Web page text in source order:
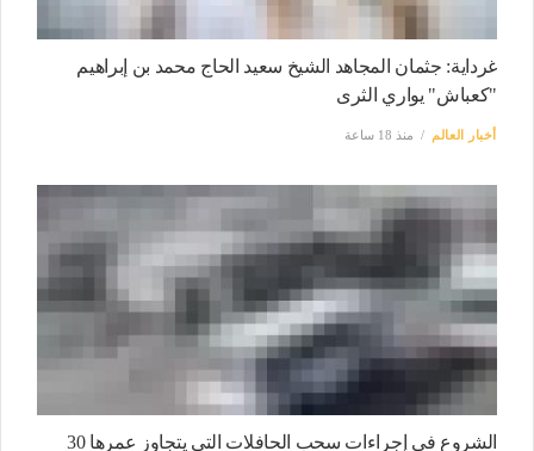
غرداية: جثمان المجاهد الشيخ سعيد الحاج محمد بن إبراهيم
"كعباش" يواري الثرى
أخبار العالم منذ 18 ساعة
الشروع في إجراءات سحب الحافلات التي يتجاوز عمرها 30